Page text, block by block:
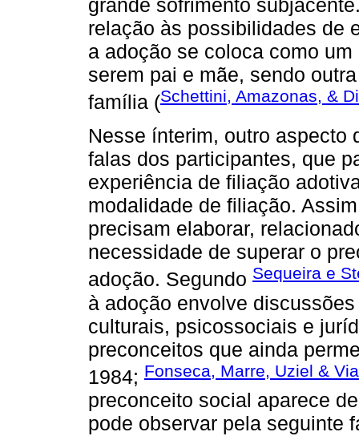
grande sofrimento
relação às possibilidades de
a adoção se coloca como
serem pai e mãe, sendo
família (Schettini, Amazonas, &
Nesse ínterim, outro aspecto
falas dos participantes, que
experiência de filiação
modalidade de filiação.
precisam elaborar,
necessidade de superar o
adoção. Segundo Sequeira e
à adoção envolve
culturais, psicossociais e
preconceitos que ainda
1984; Fonseca, Marre, Uziel &
preconceito social aparece
pode observar pela seguinte